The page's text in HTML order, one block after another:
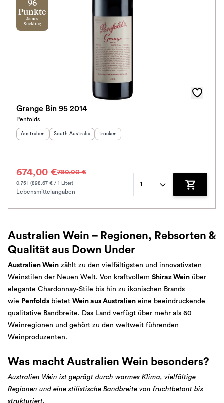
96
Punkte
James
Suckling
Grange Bin 95 2014
Penfolds
Herkunftsland :
Australien Herkunftsregion
South Australia Geschmack
trocken
674,00 €780,00 €
0.75 l (898.67 € / 1 Liter)
Lebensmittelangaben
1
Zum
Australien Wein – Regionen, Rebsorten &
Qualität aus Down Under
Australien Wein zählt zu den vielfältigsten und innovativsten
Weinstilen der Neuen Welt. Von kraftvollem Shiraz Wein über
elegante Chardonnay‑Stile bis hin zu ikonischen Brands
wie Penfolds bietet Wein aus Australien eine beeindruckende
qualitative Bandbreite. Das Land verfügt über mehr als 60
Weinregionen und gehört zu den weltweit führenden
Weinproduzenten.
Was macht Australien Wein besonders?
Australien Wein ist geprägt durch warmes Klima, vielfältige
Regionen und eine stilistische Bandbreite von fruchtbetont bis
strukturiert.